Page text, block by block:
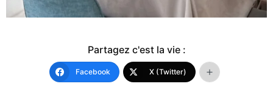
Partagez c'est la vie :
Facebook X (Twitter)